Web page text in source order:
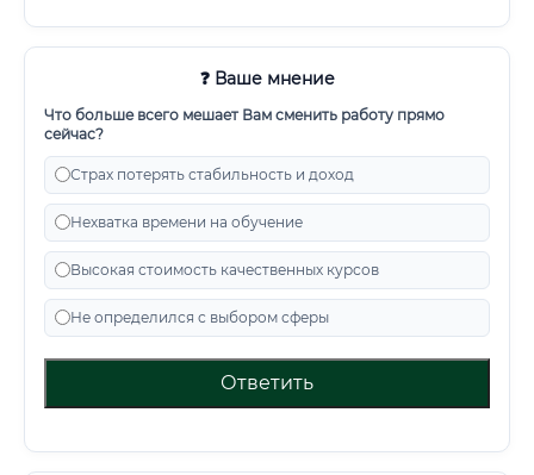
❓ Ваше мнение
Что больше всего мешает Вам сменить работу прямо
сейчас?
Страх потерять стабильность и доход
Нехватка времени на обучение
Высокая стоимость качественных курсов
Не определился с выбором сферы
Ответить